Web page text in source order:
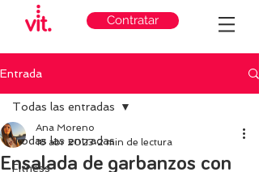
Contratar
Entrada
Todas las entradas
Fitness
Todas las entradas
Ensalada de garbanzos con
Ana Moreno
18 abr 2023 2 min de lectura